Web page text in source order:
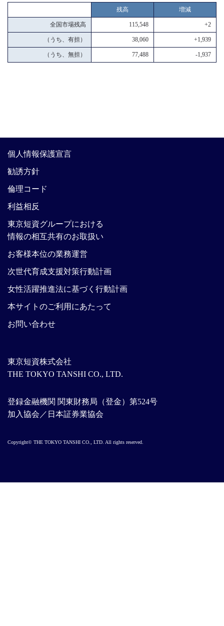
残高 増減
全国市場残高 115,548 +2
（うち、有担） 38,060 +1,939
（うち、無担） 77,488 -1,937
東京短資株式会社
THE TOKYO TANSHI CO., LTD.
登録金融機関 関東財務局（登金）第524号
加入協会／日本証券業協会
個人情報保護宣言
勧誘方針
倫理コード
利益相反
東京短資グループにおける
情報の相互共有のお取扱い
お客様本位の業務運営
次世代育成支援対策行動計画
女性活躍推進法に基づく行動計画
本サイトのご利用にあたって
お問い合わせ
Copyright© THE TOKYO TANSHI CO., LTD. All rights reserved.